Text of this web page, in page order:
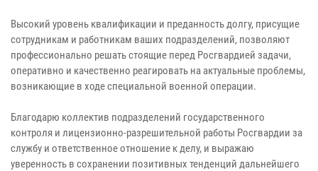
Высокий уровень квалификации и преданность долгу, присущие
сотрудникам и работникам ваших подразделений, позволяют
профессионально решать стоящие перед Росгвардией задачи,
оперативно и качественно реагировать на актуальные проблемы,
возникающие в ходе специальной военной операции.
Благодарю коллектив подразделений государственного
контроля и лицензионно-разрешительной работы Росгвардии за
службу и ответственное отношение к делу, и выражаю
уверенность в сохранении позитивных тенденций дальнейшего